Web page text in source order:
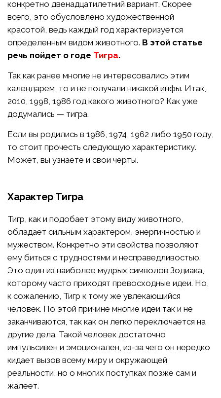
конкретно двенадцатилетний вариант. Скорее
всего, это обусловлено художественной
красотой, ведь каждый год характеризуется
определенным видом животного. В этой статье
речь пойдет о годе Тигра.
Так как ранее многие не интересовались этим
календарем, то и не получали никакой инфы. Итак,
2010, 1998, 1986 год какого животного? Как уже
додумались — тигра.
Если вы родились в 1986, 1974, 1962 либо 1950 году,
то стоит прочесть следующую характеристику.
Может, вы узнаете и свои черты.
Характер Тигра
Тигр, как и подобает этому виду животного,
обладает сильным характером, энергичностью и
мужеством. Конкретно эти свойства позволяют
ему биться с трудностями и несправедливостью.
Это один из наиболее мудрых символов Зодиака,
которому часто приходят превосходные идеи. Но,
к сожалению, Тигр к тому же увлекающийся
человек. По этой причине многие идеи так и не
заканчиваются, так как он легко переключается на
другие дела. Такой человек достаточно
импульсивен и эмоционален, из-за чего он нередко
кидает вызов всему миру и окружающей
реальности, но о многих поступках позже сам и
жалеет.